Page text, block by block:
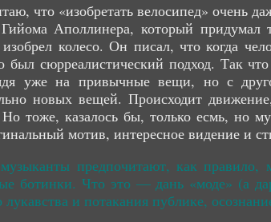
что «изобретать велосипед» очень
Аполлинера, который
колесо. Он писал, что когда
был сюрреалистический подход. Так
уже на привычные вещи, но с
новых вещей. Происходит
тоже, казалось бы, только есмь, но
мотив, интересное видение и
предпочитают, как
ботинки. Что это — дань «моде» (а
лукавства и потакания публике,